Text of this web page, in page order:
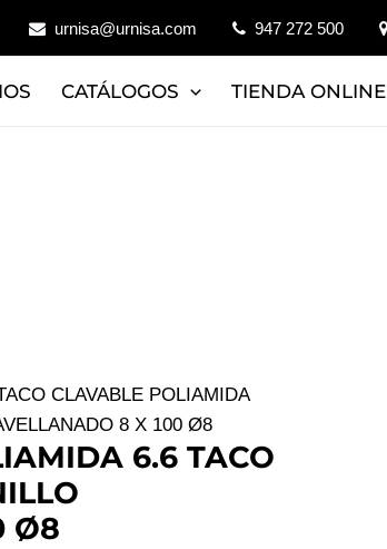
urnisa@urnisa.com 947 272 500
CATÁLOGOS TIENDA ONLINE
CLAVABLE POLIAMIDA
8 X 100 Ø8
6.6 TACO
Ø8